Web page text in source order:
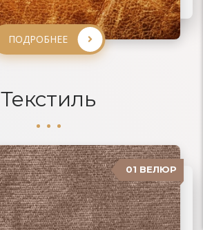
ПОДРОБНЕЕ
ПОДРОБНЕЕ
Текстиль
01 ВЕЛЮР
02 РОГОЖКА